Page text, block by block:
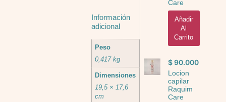
Información
adicional
Peso
0,417 kg
Dimensiones
19,5 × 17,6
cm
Care
Añadir
Al
Carrito
$90.000
Locion
capilar
Raquim
Care